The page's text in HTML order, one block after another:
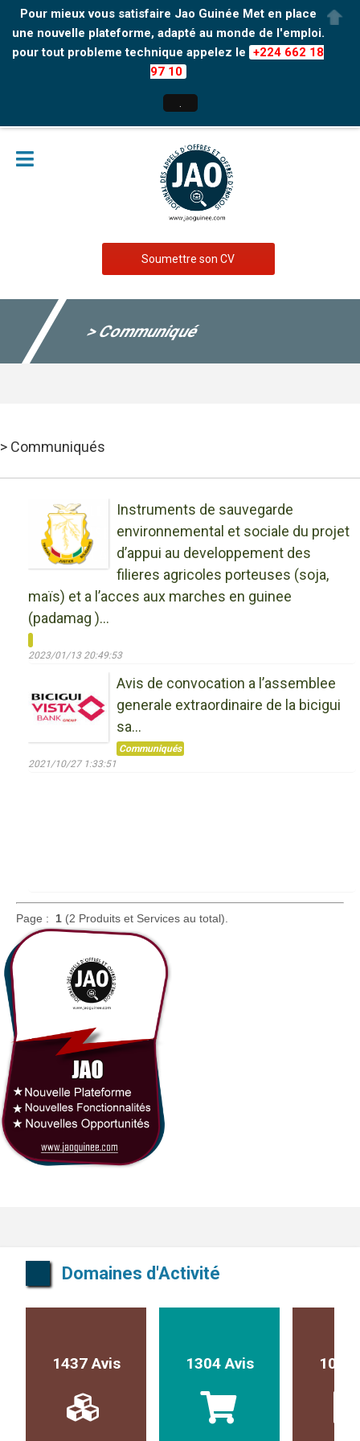
Pour mieux vous satisfaire Jao Guinée Met en place
une nouvelle plateforme, adapté au monde de l'emploi.
pour tout probleme technique appelez le +224 662 18
97 10
Soumettre son CV
> Communiqué
> Communiqués
Instruments de sauvegarde
environnemental et sociale du projet
d’appui au developpement des
filieres agricoles porteuses (soja,
maïs) et a l’acces aux marches en guinee
(padamag )...
2023/01/13 20:49:53
Avis de convocation a l’assemblee
generale extraordinaire de la bicigui
sa...
Communiqués
2021/10/27 1:33:51
Page : 1 (2 Produits et Services au total).
Domaines d'Activité
1437 Avis 1304 Avis 1017